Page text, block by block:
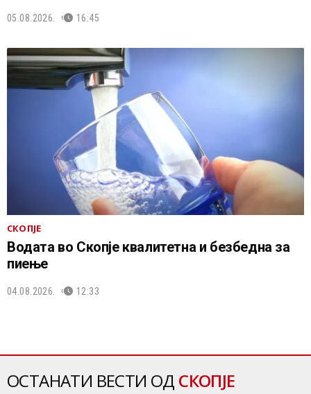
05.08.2026. 16:45
СКОПЈЕ
Водата во Скопје квалитетна и безбедна за
пиење
04.08.2026. 12:33
ОСТАНАТИ ВЕСТИ ОД СКОПЈЕ